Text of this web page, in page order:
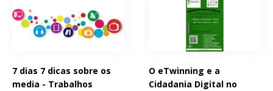
7 dias 7 dicas sobre os
media - Trabalhos
O eTwinning e a
Cidadania Digital no